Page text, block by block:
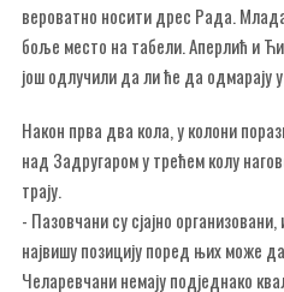
вероватно носити дрес Рада.
боље место на табели. Аперлић и
још одлучили да ли ће да одмарају
Након прва два кола, у колони
над Задругаром у трећем колу
трају.
- Пазовчани су сјајно
највишу позицију поред њих може
Челаревчани немају подједнако